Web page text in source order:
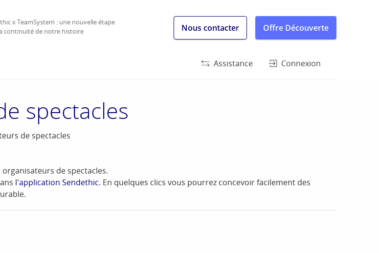
x TeamSystem : une nouvelle étape
continuité de notre histoire
Nous contacter Offre Découverte
Assistance Connexion
spectacles
de spectacles
de spectacles.
l'application Sendethic. En quelques clics vous pourrez concevoir facilement des